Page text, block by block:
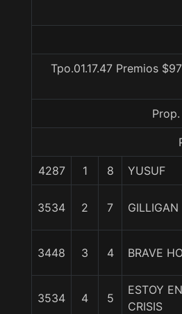
Tpo.01.17.47 Premios
4287 1 8 YUSUF
3534 2 7 GILLIGAN
3448 3 4 BRAVE
3534 4 5
ESTOY EN
CRISIS